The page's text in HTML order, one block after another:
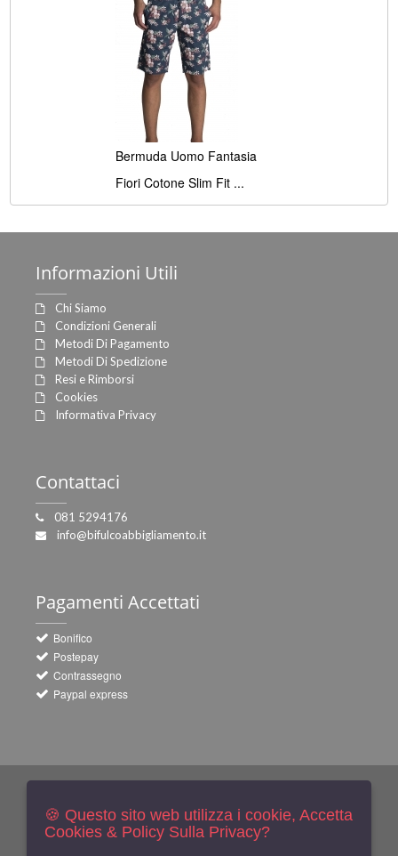
Bermuda Uomo Fantasia
Fiori Cotone Slim Fit ...
Informazioni Utili
Chi Siamo
Condizioni Generali
Metodi Di Pagamento
Metodi Di Spedizione
Resi e Rimborsi
Cookies
Informativa Privacy
Contattaci
081 5294176
info@bifulcoabbigliamento.it
Pagamenti Accettati
Bonifico
Postepay
Contrassegno
Paypal express
NewslettersIscriviti Gratis
Indica qui la tua email per ricevere sconti e newsletter.
🍪 Questo sito web utilizza i cookie, Accetta
Cookies & Policy Sulla Privacy?